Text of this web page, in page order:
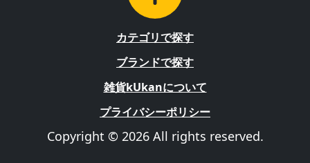
カテゴリで探す
ブランドで探す
雑貨kUkanについて
プライバシーポリシー
Copyright © 2026 All rights reserved.